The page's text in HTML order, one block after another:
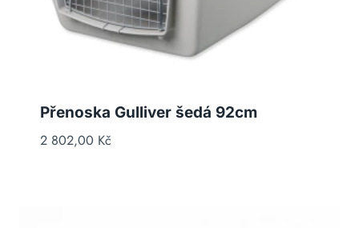
Přenoska Gulliver šedá 92cm
2 802,00 Kč